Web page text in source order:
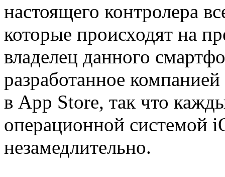
настоящего контролера
которые происходят на
владелец данного
разработанное
в App Store, так что
операционной системой
незамедлительно.